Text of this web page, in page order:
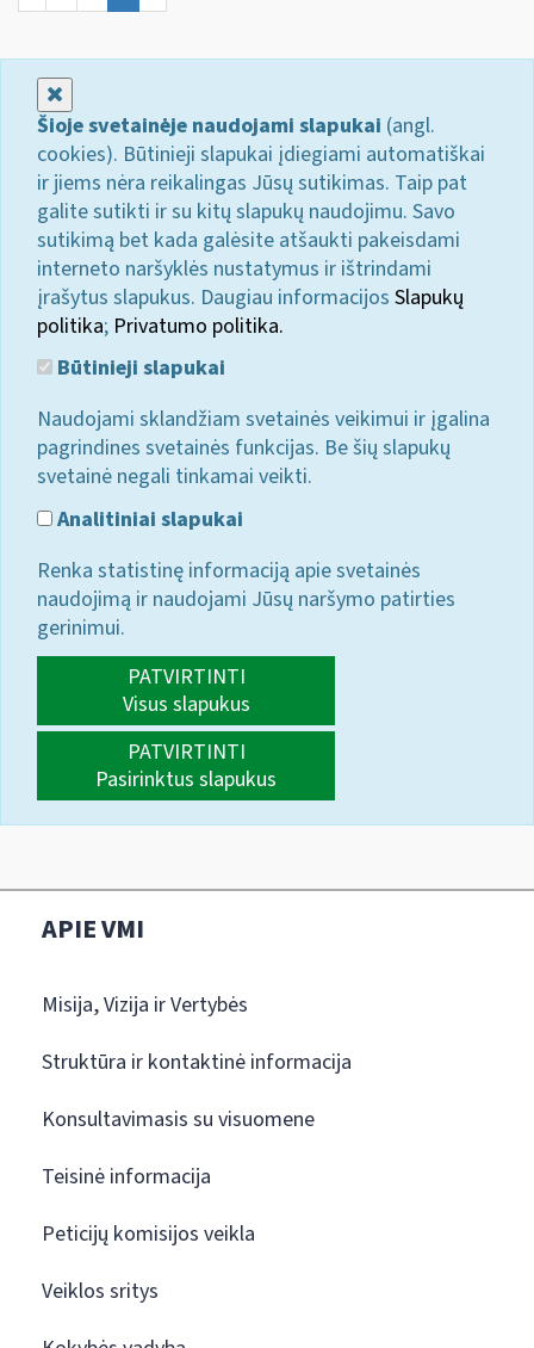
Šioje svetainėje naudojami slapukai (angl.
cookies). Būtinieji slapukai įdiegiami automatiškai
ir jiems nėra reikalingas Jūsų sutikimas. Taip pat
galite sutikti ir su kitų slapukų naudojimu. Savo
sutikimą bet kada galėsite atšaukti pakeisdami
interneto naršyklės nustatymus ir ištrindami
įrašytus slapukus. Daugiau informacijos Slapukų
politika; Privatumo politika.
Būtinieji slapukai
Naudojami sklandžiam svetainės veikimui ir įgalina
pagrindines svetainės funkcijas. Be šių slapukų
svetainė negali tinkamai veikti.
Analitiniai slapukai
Renka statistinę informaciją apie svetainės
naudojimą ir naudojami Jūsų naršymo patirties
gerinimui.
PATVIRTINTI
Visus slapukus
PATVIRTINTI
Pasirinktus slapukus
APIE VMI
Misija, Vizija ir Vertybės
Struktūra ir kontaktinė informacija
Konsultavimasis su visuomene
Teisinė informacija
Peticijų komisijos veikla
Veiklos sritys